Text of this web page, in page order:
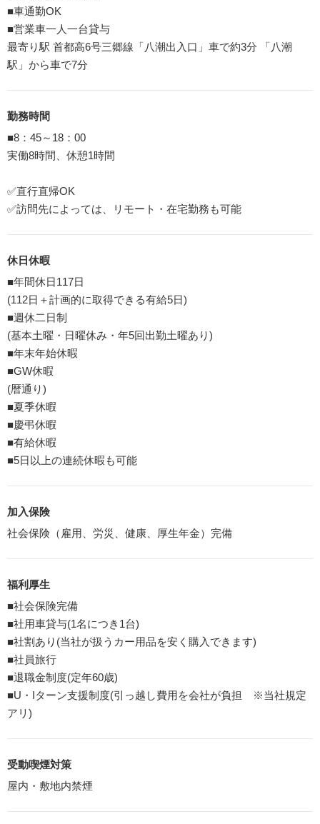
■車通勤OK
■営業車一人一台貸与
最寄り駅 首都高6号三郷線「八潮出入口」車で約3分 「八潮
駅」から車で7分
勤務時間
■8：45～18：00
実働8時間、休憩1時間
✅直行直帰OK
✅訪問先によっては、リモート・在宅勤務も可能
休日休暇
■年間休日117日
(112日＋計画的に取得できる有給5日)
■週休二日制
(基本土曜・日曜休み・年5回出勤土曜あり)
■年末年始休暇
■GW休暇
(暦通り)
■夏季休暇
■慶弔休暇
■有給休暇
■5日以上の連続休暇も可能
加入保険
社会保険（雇用、労災、健康、厚生年金）完備
福利厚生
■社会保険完備
■社用車貸与(1名につき1台)
■社割あり(当社が扱うカー用品を安く購入できます)
■社員旅行
■退職金制度(定年60歳)
■U・Iターン支援制度(引っ越し費用を会社が負担 ※当社規定
アリ)
受動喫煙対策
屋内・敷地内禁煙